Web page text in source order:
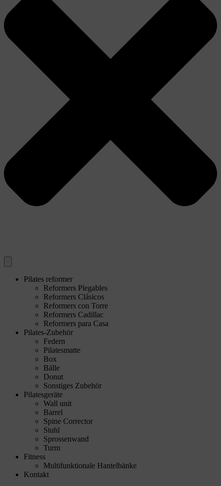
Pilates reformer
Reformers Plegables
Reformers Clásicos
Reformers con Torre
Reformers Cadillac
Reformers para Casa
Pilates-Zubehör
Federn
Pilatesmatte
Box
Bälle
Donut
Sonstiges Zubehör
Pilatesgeräte
Wall unit
Barrel
Spine Corrector
Stuhl
Sprossenwand
Turm
Fitness
Multifunktionale Hantelbänke
Kontakt